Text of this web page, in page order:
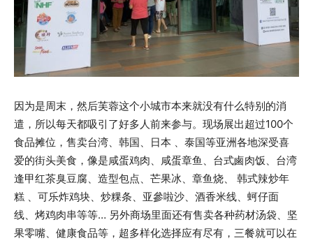
因为是周末，然后芙蓉这个小城市本来就没有什么特别的消
遣，所以每天都吸引了好多人前来参与。现场展出超过100个
食品摊位，售卖台湾、韩国、日本 、泰国等亚洲各地深受喜
爱的街头美食，像是咸蛋鸡肉、咸蛋章鱼、台式鹵肉饭、台湾
逢甲红茶臭豆腐、造型包点、芒果冰、章鱼烧、 韩式辣炒年
糕 、可乐炸鸡块、炒粿条、亚參啦沙、酒香米线、蚵仔面
线、烤鸡肉串等等… 另外商场里面还有售卖各种药材汤袋、坚
果零嘴、健康食品等，超多样化选择应有尽有，三餐就可以在